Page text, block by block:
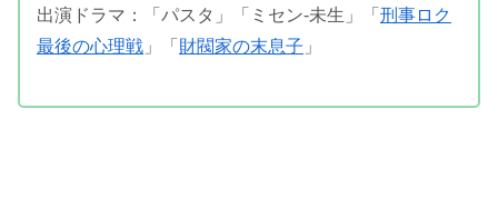
出演ドラマ：「パスタ」「ミセン-未生」「 刑事ロク
最後の心理戦 」「 財閥家の末息子 」